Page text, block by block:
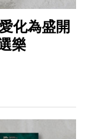
化為盛開
樂